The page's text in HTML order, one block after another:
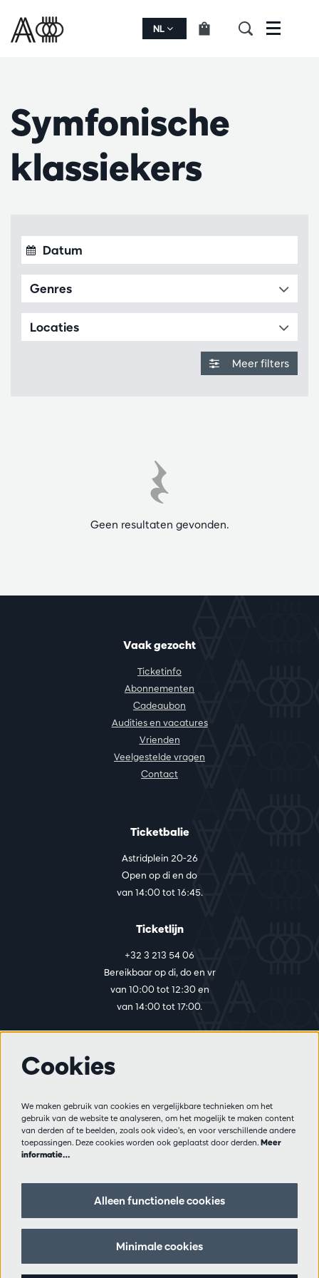
NL Menu
Symfonische
klassiekers
Genres
Locaties
Meer filters
Geen resultaten gevonden.
Vaak gezocht
Ticketinfo
Abonnementen
Cadeaubon
Audities en vacatures
Vrienden
Veelgestelde vragen
Contact
Ticketbalie
Astridplein 20-26
Open op di en do
van 14:00 tot 16:45.
Ticketlijn
+32 3 213 54 06
Bereikbaar op di, do en vr
van 10:00 tot 12:30 en
van 14:00 tot 17:00.
Privacy
Verkoopsvoorwaarden
Pers
Volg ons
Cookies
We maken gebruik van cookies en vergelijkbare technieken om het
gebruik van de website te analyseren, om het mogelijk te maken content
van derden af te beelden, zoals ook video’s, en voor verschillende andere
toepassingen. Deze cookies worden ook geplaatst door derden. Meer
informatie…
Alleen functionele cookies
Minimale cookies